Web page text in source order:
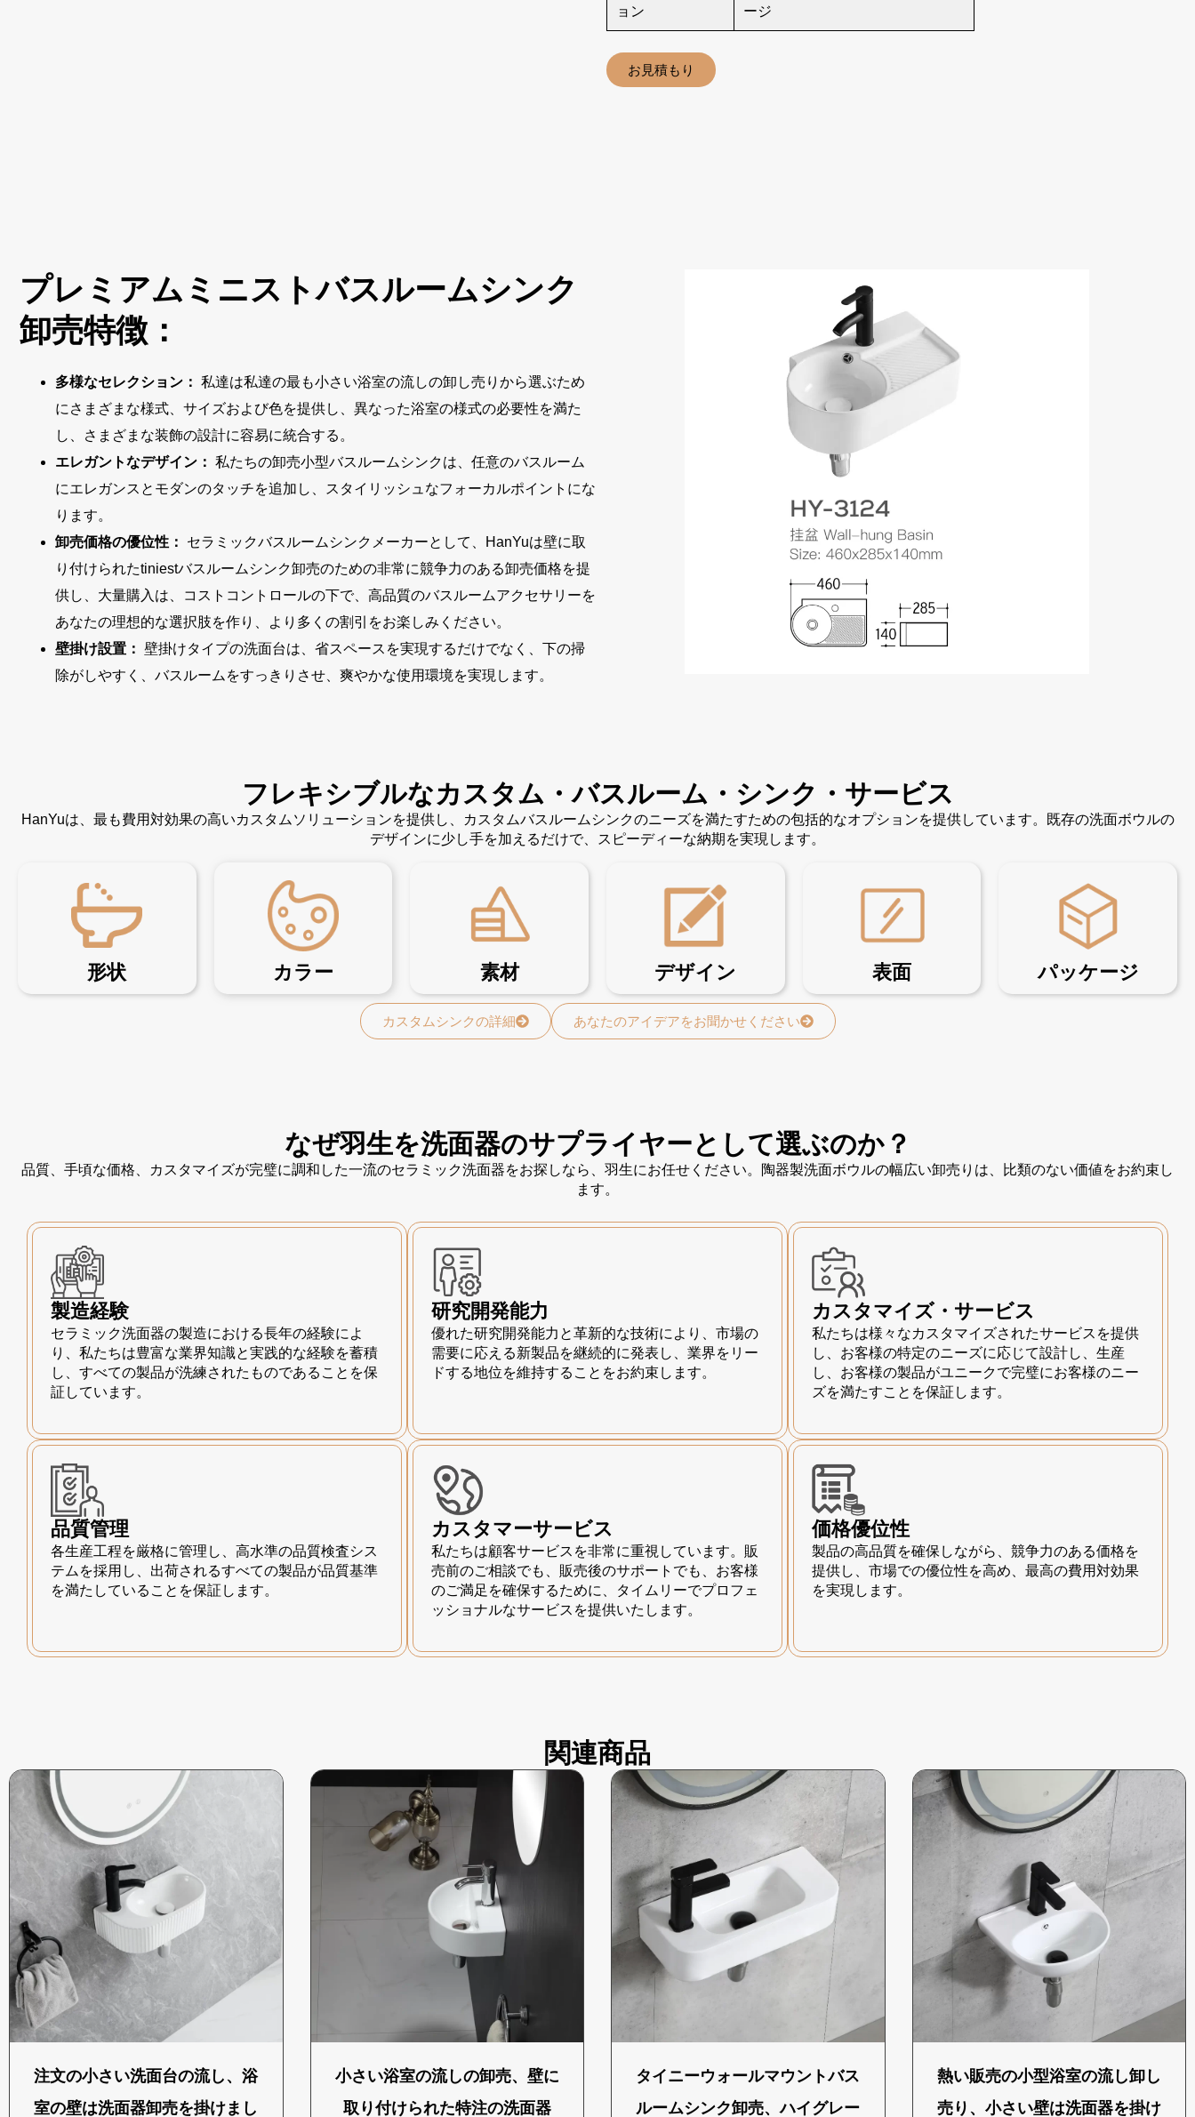
ョン
ージ
お見積もり
プレミアムミニストバスルームシンク
卸売特徴：
多様なセレクション： 私達は私達の最も小さい浴室の流しの卸し売りから選ぶため
にさまざまな様式、サイズおよび色を提供し、異なった浴室の様式の必要性を満た
し、さまざまな装飾の設計に容易に統合する。
エレガントなデザイン： 私たちの卸売小型バスルームシンクは、任意のバスルーム
にエレガンスとモダンのタッチを追加し、スタイリッシュなフォーカルポイントにな
ります。
卸売価格の優位性： セラミックバスルームシンクメーカーとして、HanYuは壁に取
り付けられたtiniestバスルームシンク卸売のための非常に競争力のある卸売価格を提
供し、大量購入は、コストコントロールの下で、高品質のバスルームアクセサリーを
あなたの理想的な選択肢を作り、より多くの割引をお楽しみください。
壁掛け設置： 壁掛けタイプの洗面台は、省スペースを実現するだけでなく、下の掃
除がしやすく、バスルームをすっきりさせ、爽やかな使用環境を実現します。
フレキシブルなカスタム・バスルーム・シンク・サービス
HanYuは、最も費用対効果の高いカスタムソリューションを提供し、カスタムバスルームシンクのニーズを満たすための包括的なオプションを提供しています。既存の洗面ボウルの
デザインに少し手を加えるだけで、スピーディーな納期を実現します。
形状 カラー 素材 デザイン 表面 パッケージ
カスタムシンクの詳細 あなたのアイデアをお聞かせください
なぜ羽生を洗面器のサプライヤーとして選ぶのか？
品質、手頃な価格、カスタマイズが完璧に調和した一流のセラミック洗面器をお探しなら、羽生にお任せください。陶器製洗面ボウルの幅広い卸売りは、比類のない価値をお約束し
ます。
製造経験
セラミック洗面器の製造における長年の経験によ
り、私たちは豊富な業界知識と実践的な経験を蓄積
し、すべての製品が洗練されたものであることを保
証しています。
研究開発能力
優れた研究開発能力と革新的な技術により、市場の
需要に応える新製品を継続的に発表し、業界をリー
ドする地位を維持することをお約束します。
カスタマイズ・サービス
私たちは様々なカスタマイズされたサービスを提供
し、お客様の特定のニーズに応じて設計し、生産
し、お客様の製品がユニークで完璧にお客様のニー
ズを満たすことを保証します。
品質管理
各生産工程を厳格に管理し、高水準の品質検査シス
テムを採用し、出荷されるすべての製品が品質基準
を満たしていることを保証します。
カスタマーサービス
私たちは顧客サービスを非常に重視しています。販
売前のご相談でも、販売後のサポートでも、お客様
のご満足を確保するために、タイムリーでプロフェ
ッショナルなサービスを提供いたします。
価格優位性
製品の高品質を確保しながら、競争力のある価格を
提供し、市場での優位性を高め、最高の費用対効果
を実現します。
関連商品
注文の小さい洗面台の流し、浴
室の壁は洗面器卸売を掛けまし
小さい浴室の流しの卸売、壁に
取り付けられた特注の洗面器
タイニーウォールマウントバス
ルームシンク卸売、ハイグレー
熱い販売の小型浴室の流し卸し
売り、小さい壁は洗面器を掛け